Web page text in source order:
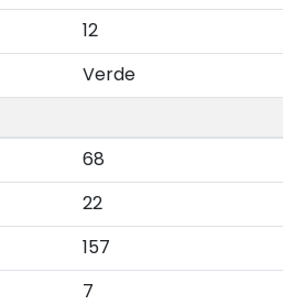
12
Verde
68
22
157
7